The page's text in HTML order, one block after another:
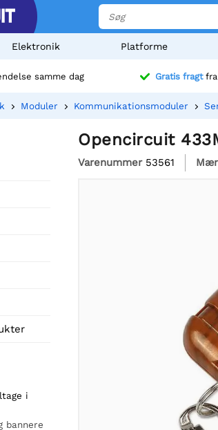
Elektronik Platforme
samme dag Gratis fragtfra
Moduler Kommunikationsmoduler
i
bannere
Opencircuit
Varenummer 53561